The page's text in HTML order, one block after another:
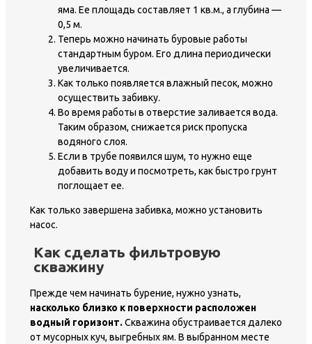
яма. Ее площадь составляет 1 кв.м., а глубина —
0,5 м.
Теперь можно начинать буровые работы
стандартным буром. Его длина периодически
увеличивается.
Как только появляется влажный песок, можно
осуществить забивку.
Во время работы в отверстие заливается вода.
Таким образом, снижается риск пропуска
водяного слоя.
Если в трубе появился шум, то нужно еще
добавить воду и посмотреть, как быстро грунт
поглощает ее.
Как только завершена забивка, можно установить
насос.
Как сделать фильтровую
скважину
Прежде чем начинать бурение, нужно узнать,
насколько близко к поверхности расположен
водный горизонт. Скважина обустраивается далеко
от мусорных куч, выгребных ям. В выбранном месте